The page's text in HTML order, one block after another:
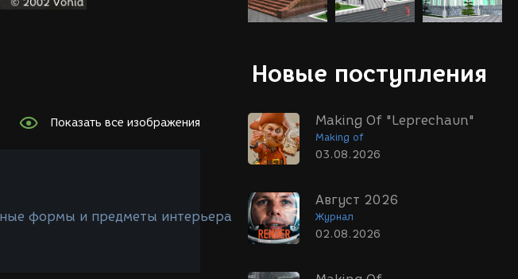
Новые поступления
Making Of "Leprechaun"
Making of
03.08.2026
Август 2026
Журнал
02.08.2026
Показать все изображения
формы и предметы интерьера